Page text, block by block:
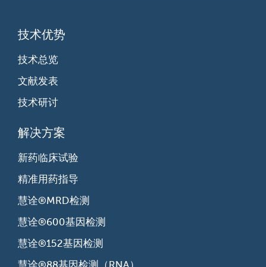
技术优势
技术总览
文献发表
技术研讨
解决方案
新药临床试验
精准用药指导
慧诠®MRD检测
慧诠®600基因检测
慧诠®152基因检测